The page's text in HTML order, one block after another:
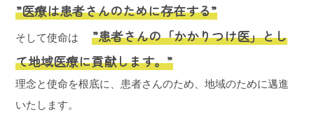
”医療は患者さんのために存在する”
そして使命は”患者さんの「かかりつけ医」とし
て地域医療に貢献します。”
理念と使命を根底に、患者さんのため、地域のために邁進
いたします。